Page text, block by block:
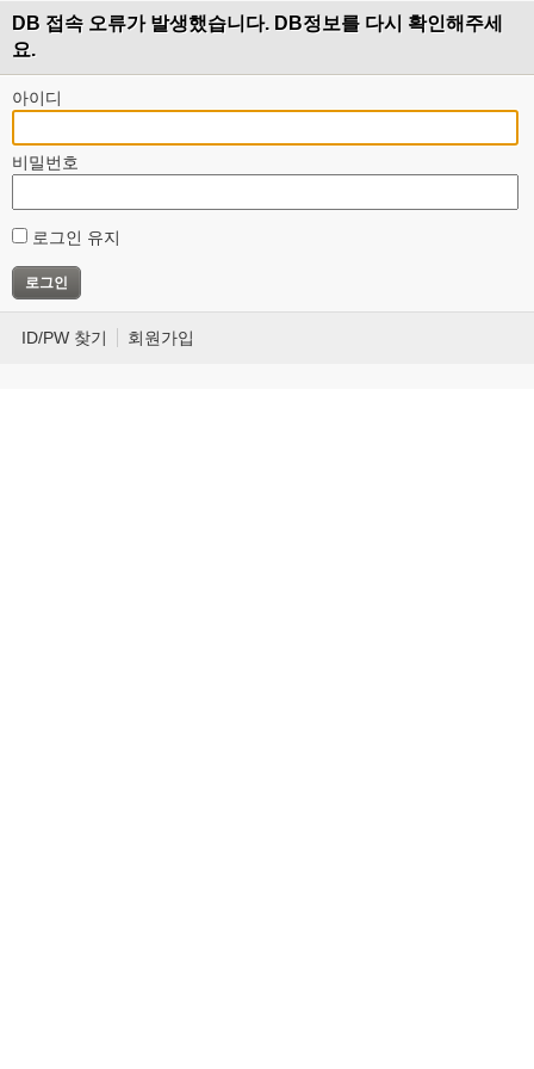
DB 접속 오류가 발생했습니다. DB정보를 다시 확인해주세
요.
아이디
비밀번호
로그인 유지
ID/PW 찾기 회원가입